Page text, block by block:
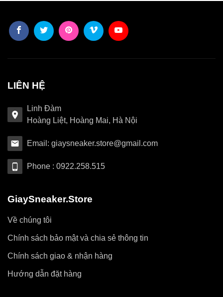
LIÊN HỆ
Linh Đàm
Hoàng Liệt, Hoàng Mai, Hà Nội
Email: giaysneaker.store@gmail.com
Phone : 0922.258.515
GiaySneaker.Store
Về chúng tôi
Chính sách bảo mật và chia sẻ thông tin
Chính sách giao & nhận hàng
Hướng dẫn đặt hàng